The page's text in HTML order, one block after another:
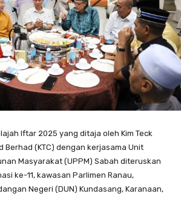
Iftar 2025 yang ditaja oleh Kim Teck
Berhad (KTC) dengan kerjasama Unit
Masyarakat (UPPM) Sabah diteruskan
ke-11, kawasan Parlimen Ranau,
Negeri (DUN) Kundasang, Karanaan,